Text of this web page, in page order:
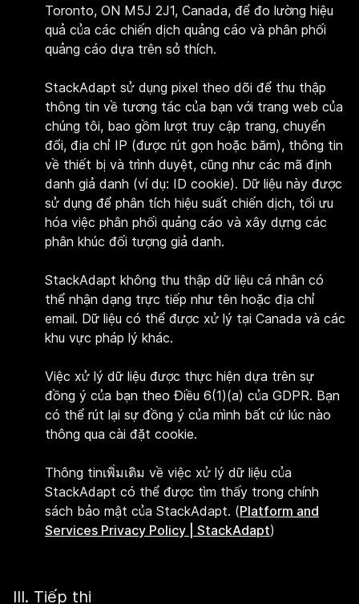
Toronto, ON M5J 2J1, Canada, để đo lường hiệu
quả của các chiến dịch quảng cáo và phân phối
quảng cáo dựa trên sở thích.
StackAdapt sử dụng pixel theo dõi để thu thập
thông tin về tương tác của bạn với trang web của
chúng tôi, bao gồm lượt truy cập trang, chuyển
đổi, địa chỉ IP (được rút gọn hoặc băm), thông tin
về thiết bị và trình duyệt, cũng như các mã định
danh giả danh (ví dụ: ID cookie). Dữ liệu này được
sử dụng để phân tích hiệu suất chiến dịch, tối ưu
hóa việc phân phối quảng cáo và xây dựng các
phân khúc đối tượng giả danh.
StackAdapt không thu thập dữ liệu cá nhân có
thể nhận dạng trực tiếp như tên hoặc địa chỉ
email. Dữ liệu có thể được xử lý tại Canada và các
khu vực pháp lý khác.
Việc xử lý dữ liệu được thực hiện dựa trên sự
đồng ý của bạn theo Điều 6(1)(a) của GDPR. Bạn
có thể rút lại sự đồng ý của mình bất cứ lúc nào
thông qua cài đặt cookie.
Thông tinเพิ่มเติม về việc xử lý dữ liệu của
StackAdapt có thể được tìm thấy trong chính
sách bảo mật của StackAdapt. (Platform and
Services Privacy Policy | StackAdapt)
III. Tiếp thị